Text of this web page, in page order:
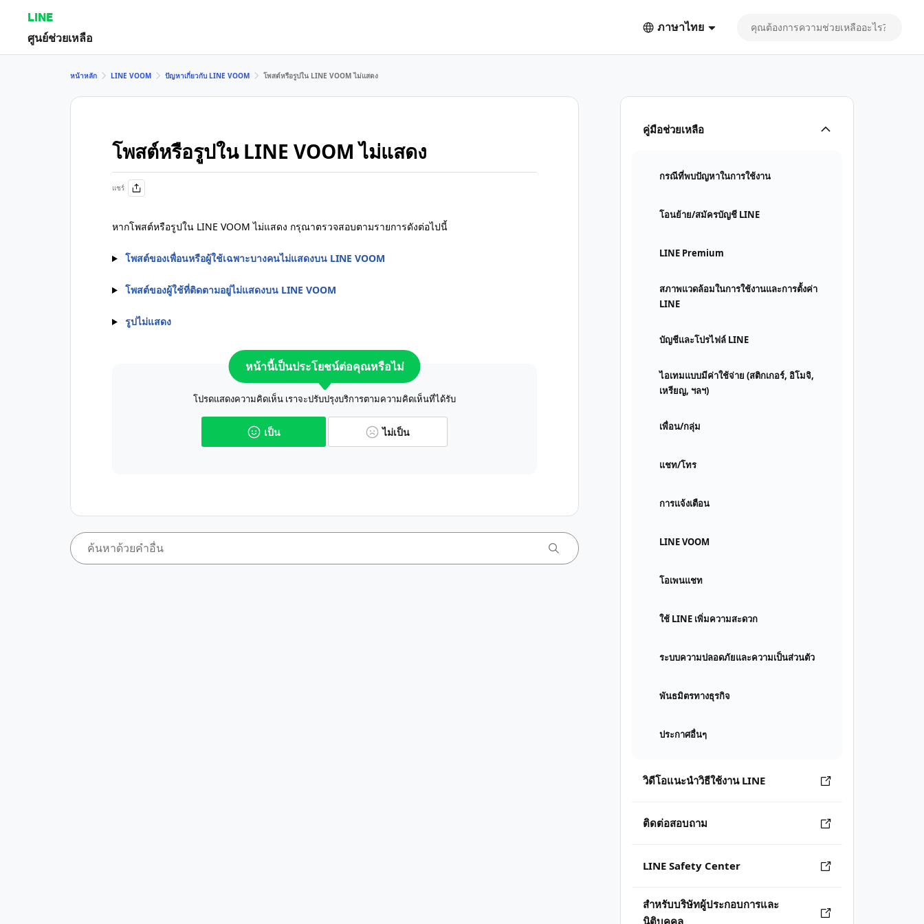
LINE
ศูนย์ช่วยเหลือ
ภาษาไทย
คู่มือช่วยเหลือ
กรณีที่พบปัญหาในการใช้งาน
โอนย้าย/สมัครบัญชี LINE
LINE Premium
สภาพแวดล้อมในการใช้งานและการตั้งค่า
LINE
บัญชีและโปรไฟล์ LINE
ไอเทมแบบมีค่าใช้จ่าย (สติกเกอร์, อิโมจิ,
เหรียญ, ฯลฯ)
เพื่อน/กลุ่ม
แชท/โทร
การแจ้งเตือน
LINE VOOM
โอเพนแชท
ใช้ LINE เพิ่มความสะดวก
ระบบความปลอดภัยและความเป็นส่วนตัว
พันธมิตรทางธุรกิจ
ประกาศอื่นๆ
วิดีโอแนะนำวิธีใช้งาน LINE
ติดต่อสอบถาม
LINE Safety Center
สำหรับบริษัทผู้ประกอบการและ
นิติบุคคล
หน้าหลัก LINE VOOM ปัญหาเกี่ยวกับ LINE VOOM โพสต์หรือรูปใน LINE VOOM ไม่แสดง
โพสต์หรือรูปใน LINE VOOM ไม่แสดง
แชร์
หากโพสต์หรือรูปใน LINE VOOM ไม่แสดง กรุณาตรวจสอบตามรายการดังต่อไปนี้
โพสต์ของเพื่อนหรือผู้ใช้เฉพาะบางคนไม่แสดงบน LINE VOOM
โพสต์ของผู้ใช้ที่ติดตามอยู่ไม่แสดงบน LINE VOOM
รูปไม่แสดง
หน้านี้เป็นประโยชน์ต่อคุณหรือไม่
โปรดแสดงความคิดเห็น เราจะปรับปรุงบริการตามความคิดเห็นที่ได้รับ
เป็น ไม่เป็น